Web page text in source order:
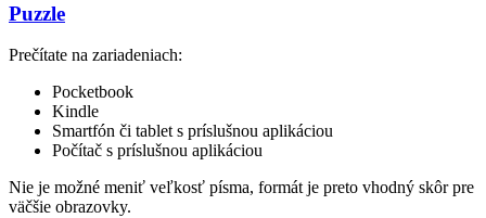
Puzzle
Prečítate na zariadeniach:
Pocketbook
Kindle
Smartfón či tablet s príslušnou aplikáciou
Počítač s príslušnou aplikáciou
Nie je možné meniť veľkosť písma, formát je preto vhodný skôr pre
väčšie obrazovky.